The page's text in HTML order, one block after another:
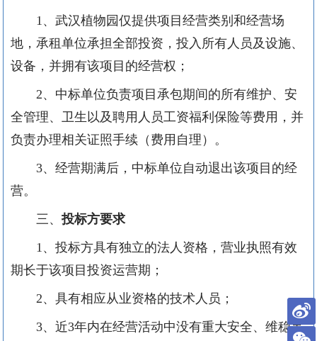
1、 武汉植物园仅提供项目经营类别和经营场
地， 承租单位承担全部投资，投入所有人员及设施、
设备，并拥有该项目的经营权 ；
2、 中标单位负责项目承包期间的所有维护、安
全管理、卫生以及聘用人员工资福利保险等费用，并
负责办理相关证照手续（费用自理）。
3、 经营期满后，中标单位自动退出该项目的经
营。
三、投标方要求
1、投标方具有独立的法人资格，营业执照有效
期长于该项目投资运营期；
2、 具有相应从业资格的技术人员；
3、 近3年内在经营活动中没有重大安全、维稳事